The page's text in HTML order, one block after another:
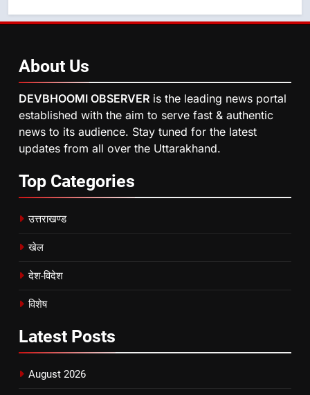
About Us
DEVBHOOMI OBSERVER is the leading news portal
established with the aim to serve fast & authentic
news to its audience. Stay tuned for the latest
updates from all over the Uttarakhand.
Top Categories
उत्तराखण्ड
खेल
देश-विदेश
विशेष
Latest Posts
August 2026